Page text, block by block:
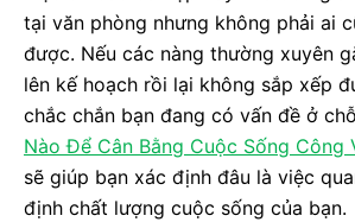
tại văn phòng nhưng không phải ai
được. Nếu các nàng thường xuyên
lên kế hoạch rồi lại không sắp xếp
chắc chắn bạn đang có vấn đề ở
Nào Để Cân Bằng Cuộc Sống Công
sẽ giúp bạn xác định đâu là việc
định chất lượng cuộc sống của bạn.